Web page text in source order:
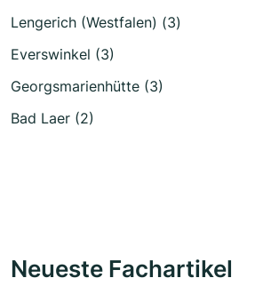
Lengerich (Westfalen) (3)
Everswinkel (3)
Georgsmarienhütte (3)
Bad Laer (2)
Neueste Fachartikel